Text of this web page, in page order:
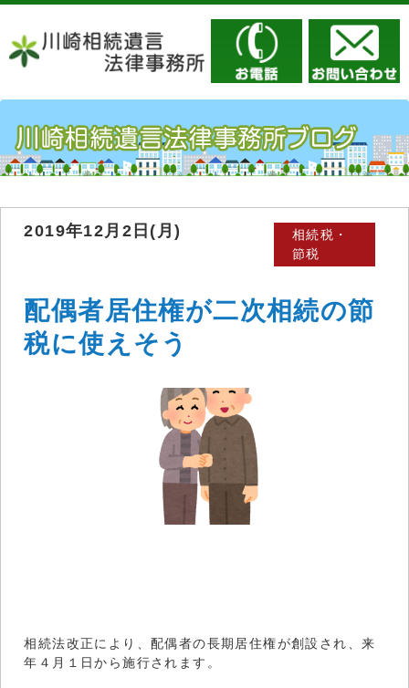
2019年12月2日(月)
相続税・
節税
配偶者居住権が二次相続の節
税に使えそう
相続法改正により、配偶者の長期居住権が創設され、来
年４月１日から施行されます。